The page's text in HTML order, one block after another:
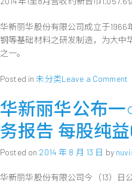
9
华新丽华股份有限公司成立于
钢等基础材料之研发制造，为大中
之一。
Posted in未分类Leave a Commenton
华新丽华公布
务报告 每股纯益
Posted on 2014 年 8 月 13 日 by
华新丽华股份有限公司今（13）日